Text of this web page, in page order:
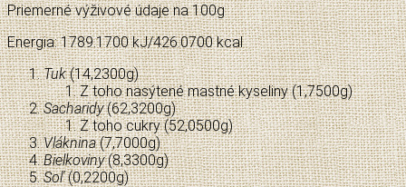
Priemerné výživové údaje na 100g
Energia: 1789.1700 kJ/426.0700 kcal
Tuk(14,2300g)
Z toho nasýtené mastné kyseliny (1,7500g)
Sacharidy(62,3200g)
Z toho cukry (52,0500g)
Vláknina(7,7000g)
Bielkoviny(8,3300g)
Soľ(0,2200g)